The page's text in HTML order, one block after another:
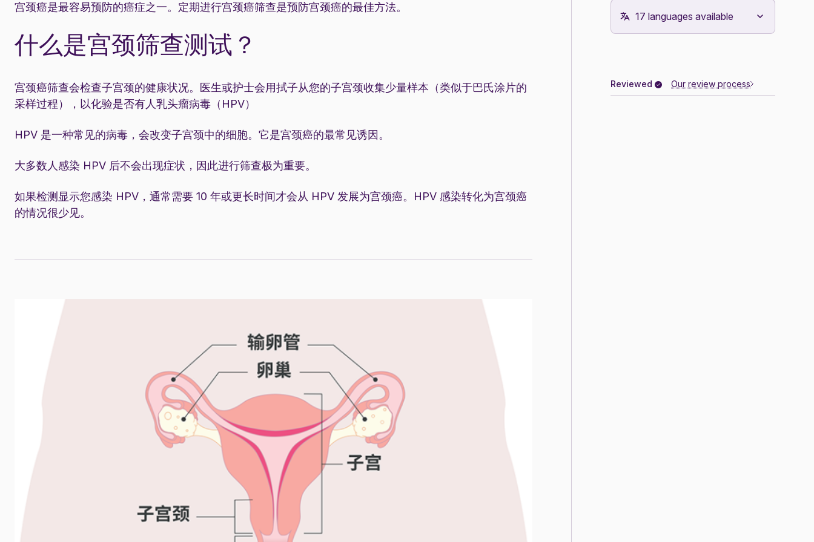
Reviewed Our review process
宫颈癌是最容易预防的癌症之一。定期进行宫颈癌筛查是预防宫颈癌的最佳方法。
什么是宫颈筛查测试？
宫颈癌筛查会检查子宫颈的健康状况。医生或护士会用拭子从您的子宫颈收集少量样本（类似于巴氏涂片的
采样过程），以化验是否有人乳头瘤病毒（HPV）
HPV 是一种常见的病毒，会改变子宫颈中的细胞。它是宫颈癌的最常见诱因。
大多数人感染 HPV 后不会出现症状，因此进行筛查极为重要。
如果检测显示您感染 HPV，通常需要 10 年或更长时间才会从 HPV 发展为宫颈癌。HPV 感染转化为宫颈癌
的情况很少见。